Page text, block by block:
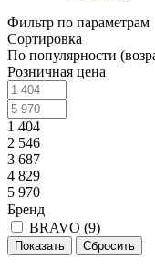
Фильтр по параметрам
Сортировка
По популярности
Розничная цена
1 404
2 546
3 687
4 829
5 970
Бренд
BRAVO (9)
Сбросить